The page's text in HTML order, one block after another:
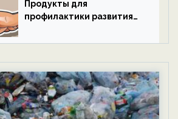
Продукты для
профилактики развития